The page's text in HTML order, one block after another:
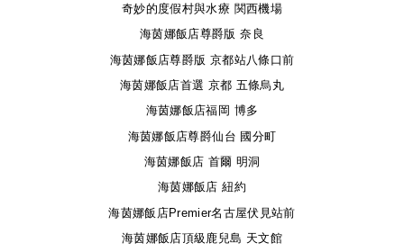
奇妙的度假村與水療 関西機場
海茵娜飯店尊爵版 奈良
海茵娜飯店尊爵版 京都站八條口前
海茵娜飯店首選 京都 五條烏丸
海茵娜飯店福岡 博多
海茵娜飯店尊爵仙台 國分町
海茵娜飯店 首爾 明洞
海茵娜飯店 紐約
海茵娜飯店Premier名古屋伏見站前
海茵娜飯店頂級鹿兒島 天文館